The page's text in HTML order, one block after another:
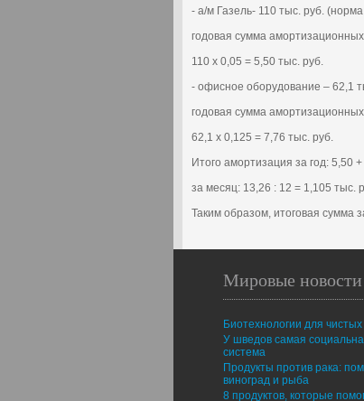
- а/м Газель- 110 тыс. руб.
годовая сумма
110 х 0,05 = 5,50 тыс. руб.
- офисное оборудование – 62,1
годовая сумма
62,1 х 0,125 = 7,76 тыс. руб.
Итого амортизация за год: 5,50
за месяц: 13,26 : 12 = 1,105 тыс.
Таким образом, итоговая сумма
Мировые новости
Биотехнологии для
У шведов самая
система
Продукты против рака:
виноград и рыба
8 продуктов, которые